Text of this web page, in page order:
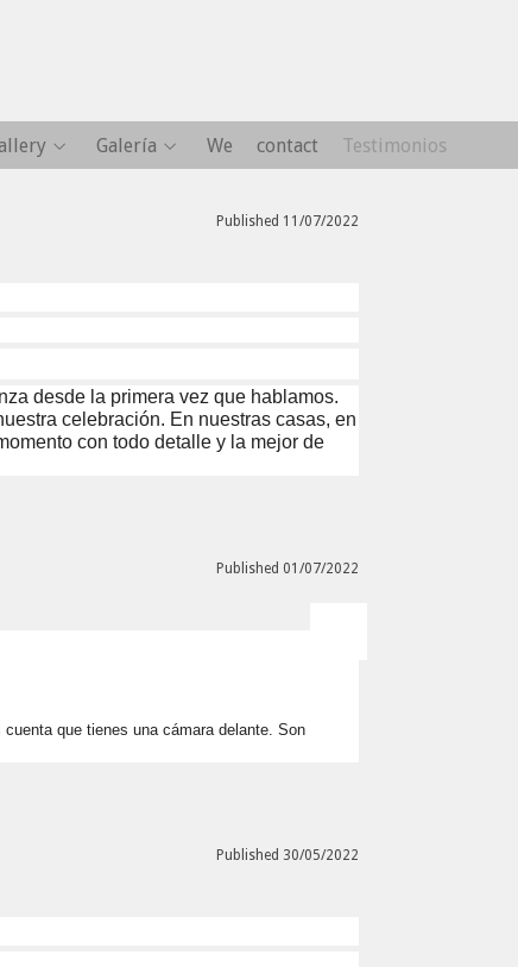
Galería We contact Testimonios
Published 11/07/2022
desde la primera vez que hablamos.
celebración. En nuestras casas, en
con todo detalle y la mejor de
Published 01/07/2022
que tienes una cámara delante. Son
Published 30/05/2022